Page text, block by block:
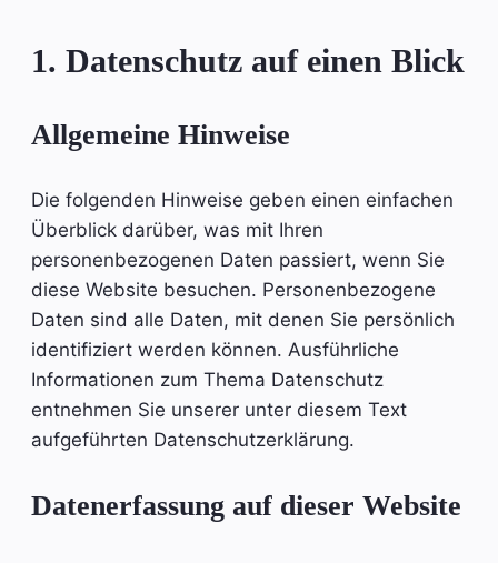
1. Datenschutz auf einen Blick
Allgemeine Hinweise
Die folgenden Hinweise geben einen einfachen
Überblick darüber, was mit Ihren
personenbezogenen Daten passiert, wenn Sie
diese Website besuchen. Personenbezogene
Daten sind alle Daten, mit denen Sie persönlich
identifiziert werden können. Ausführliche
Informationen zum Thema Datenschutz
entnehmen Sie unserer unter diesem Text
aufgeführten Datenschutzerklärung.
Datenerfassung auf dieser Website